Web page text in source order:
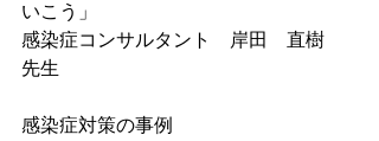
いこう」
感染症コンサルタント　岸田　直樹
先生
感染症対策の事例